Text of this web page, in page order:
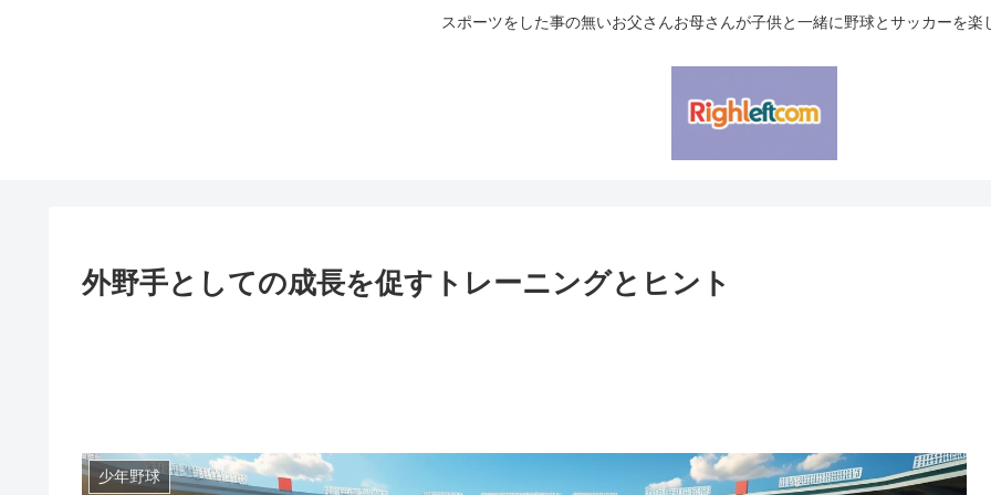
スポーツをした事の無いお父さんお母さんが子供と一緒に野球とサッカーを楽
外野手としての成長を促すトレーニングとヒント
少年野球